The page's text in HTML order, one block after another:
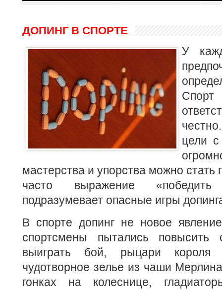
ДОПИНГ В СПОРТЕ
У
цели
мастерства и упорства можно
часто выражение
подразумевает опасные игры
В спорте допинг не новое
спортсмены пытались
выиграть бой, рыцари короля
чудотворное зелье из чаши
гонках на колеснице,